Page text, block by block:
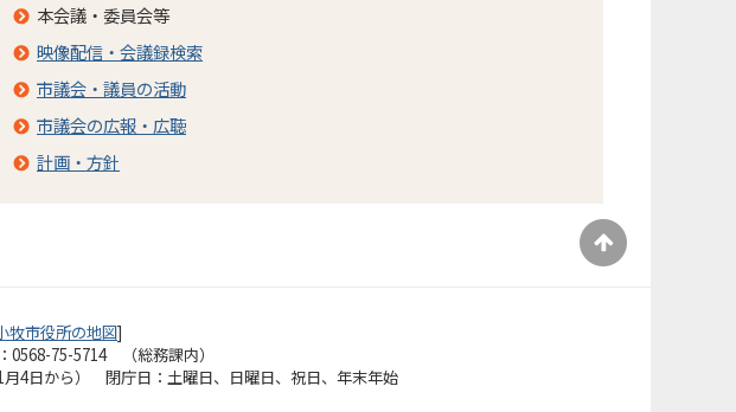
本会議・委員会等
映像配信・会議録検索
市議会・議員の活動
市議会の広報・広聴
計画・方針
牧市役所の地図]
75-5714 （総務課内）
月4日から） 閉庁日：土曜日、日曜日、祝日、年末年始